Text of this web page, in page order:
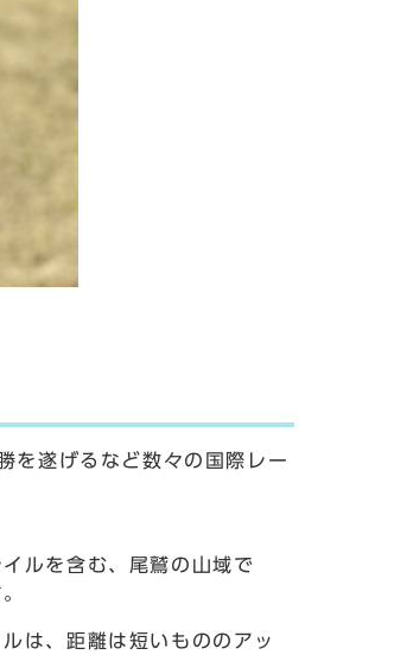
遂げるなど数々の国際レー
ルを含む、尾鷲の山域で
は、距離は短いもののアッ